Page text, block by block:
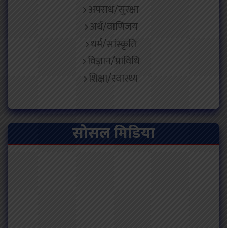
अपराध/सुरक्षा
अर्थ/वाणिजय
धर्म/सांस्कृति
विज्ञान/प्राविधि
शिक्षा/स्वास्थ्य
सोसल मिडिया